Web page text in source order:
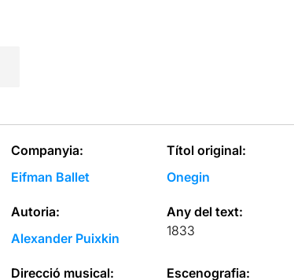
Companyia:
Eifman Ballet
Títol original:
Onegin
Autoria:
Alexander Puixkin
Any del text:
1833
Direcció musical:
Escenografia: